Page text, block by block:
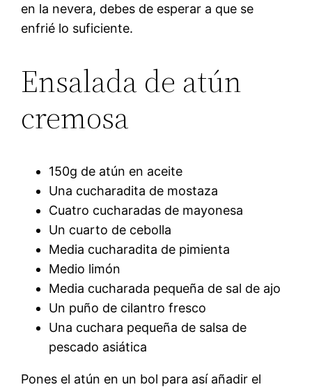
en la nevera, debes de esperar a que se
enfrié lo suficiente.
Ensalada de atún
cremosa
150g de atún en aceite
Una cucharadita de mostaza
Cuatro cucharadas de mayonesa
Un cuarto de cebolla
Media cucharadita de pimienta
Medio limón
Media cucharada pequeña de sal de ajo
Un puño de cilantro fresco
Una cuchara pequeña de salsa de
pescado asiática
Pones el atún en un bol para así añadir el